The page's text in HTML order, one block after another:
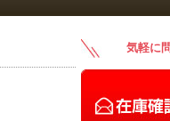
気軽に